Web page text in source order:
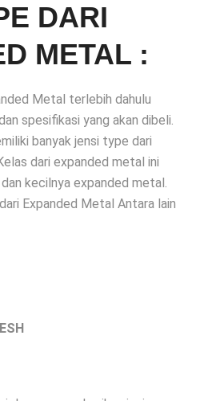
DARI
METAL :
Metal terlebih dahulu
spesifikasi yang akan dibeli.
banyak jensi type dari
dari expanded metal ini
kecilnya expanded metal.
Expanded Metal Antara lain